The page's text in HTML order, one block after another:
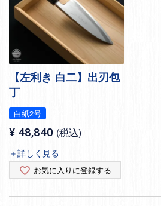
【左利き 白二】出刃包
丁
白紙2号
¥ 48,840 税込
＋詳しく見る
お気に入りに登録する